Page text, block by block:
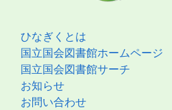
ひなぎくとは
国立国会図書館ホームページ
国立国会図書館サーチ
お知らせ
お問い合わせ